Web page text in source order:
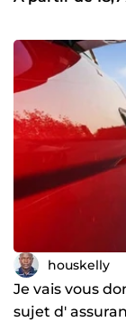
houskelly
Je vais vous
sujet d'